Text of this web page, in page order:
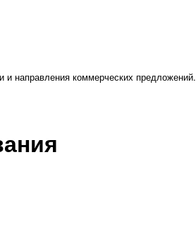
и направления коммерческих предложений.